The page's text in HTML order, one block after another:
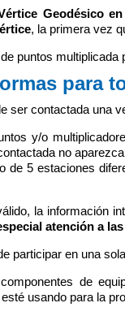
Geodésico
, la primera vez
puntos multiplicada
para
ser contactada una
y/o
no
de 5 estaciones
la información
atención a
participar en una
de
usando para la